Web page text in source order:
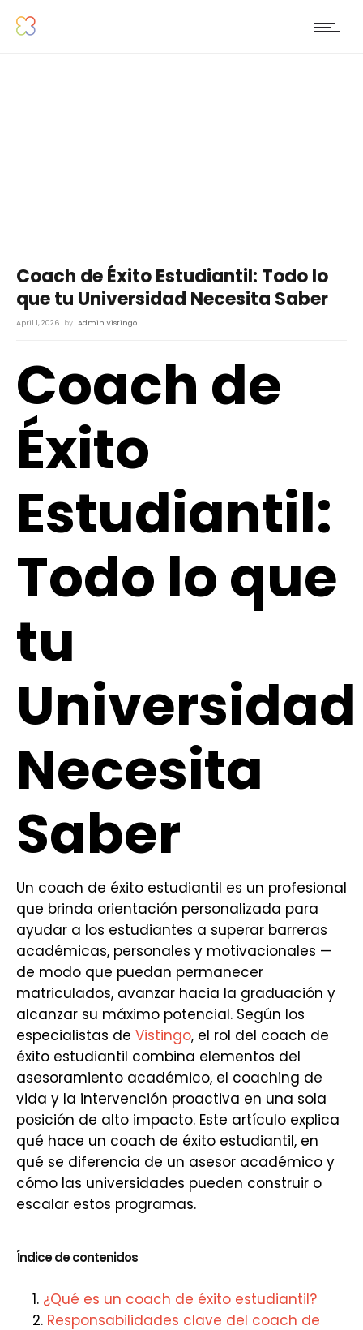
Coach de Éxito Estudiantil: Todo lo
que tu Universidad Necesita Saber
April 1, 2026 by Admin Vistingo
Coach de
Éxito
Estudiantil:
Todo lo que
tu
Universidad
Necesita
Saber
Un coach de éxito estudiantil es un profesional
que brinda orientación personalizada para
ayudar a los estudiantes a superar barreras
académicas, personales y motivacionales —
de modo que puedan permanecer
matriculados, avanzar hacia la graduación y
alcanzar su máximo potencial. Según los
especialistas de Vistingo, el rol del coach de
éxito estudiantil combina elementos del
asesoramiento académico, el coaching de
vida y la intervención proactiva en una sola
posición de alto impacto. Este artículo explica
qué hace un coach de éxito estudiantil, en
qué se diferencia de un asesor académico y
cómo las universidades pueden construir o
escalar estos programas.
Índice de contenidos
¿Qué es un coach de éxito estudiantil?
Responsabilidades clave del coach de